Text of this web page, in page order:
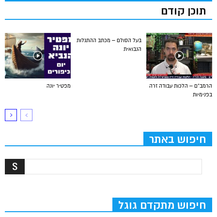
תוכן קודם
מפטיר יונה
בעל הסולם – מכתב ההתגלות
הנבואית
הרמב”ם – הלכות עבודה זרה
בפנימיות
חיפוש באתר
חיפוש מתקדם גוגל